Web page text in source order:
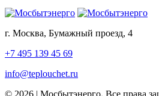
г. Москва, Бумажный проезд, 4
+7 495 139 45 69
info@teplouchet.ru
© 2026 | Мосбытэнерго. Все права